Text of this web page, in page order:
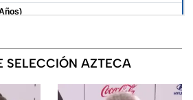
SELECCIÓN AZTECA